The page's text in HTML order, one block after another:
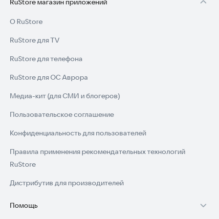
RuStore магазин приложений
О RuStore
RuStore для TV
RuStore для телефона
RuStore для ОС Аврора
Медиа-кит (для СМИ и блогеров)
Пользовательское соглашение
Конфиденциальность для пользователей
Правила применения рекомендательных технологий
RuStore
Дистрибутив для производителей
Помощь